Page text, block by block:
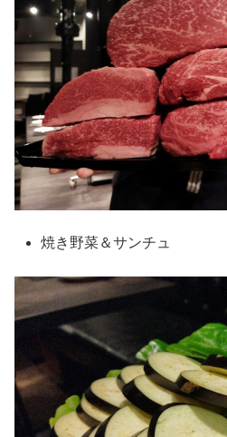
焼き野菜＆サンチュ